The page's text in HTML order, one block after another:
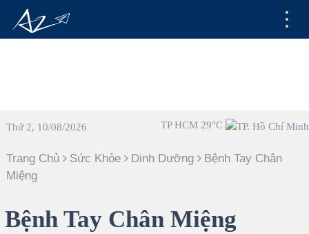
Thứ 2, 10/08/2026 TP HCM 29°C
Trang Chủ Sức Khỏe Dinh Dưỡng
Bệnh Tay Chân
Miệng
Bệnh Tay Chân Miệng